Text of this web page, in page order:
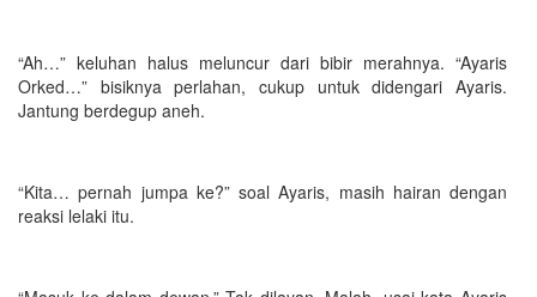
“Ah…” keluhan halus meluncur dari bibir merahnya. “Ayaris
Orked…” bisiknya perlahan, cukup untuk didengari Ayaris.
Jantung berdegup aneh.
“Kita… pernah jumpa ke?” soal Ayaris, masih hairan dengan
reaksi lelaki itu.